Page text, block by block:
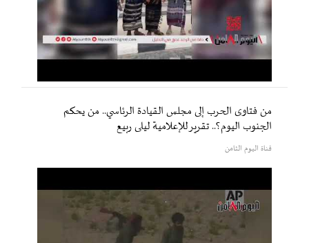
من فتاوى الحرب إلى مجلس القيادة الرئاسي.. من يحكم
الجنوب اليوم؟.. تقرير للإعلامية ليلى ربيع
قناة اليوم الثامن